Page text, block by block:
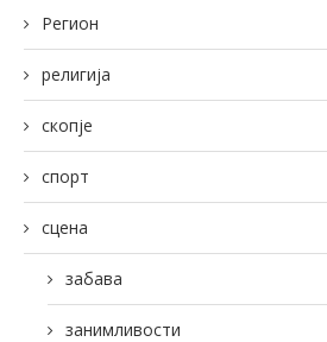
Регион
религија
скопје
спорт
сцена
забава
занимливости